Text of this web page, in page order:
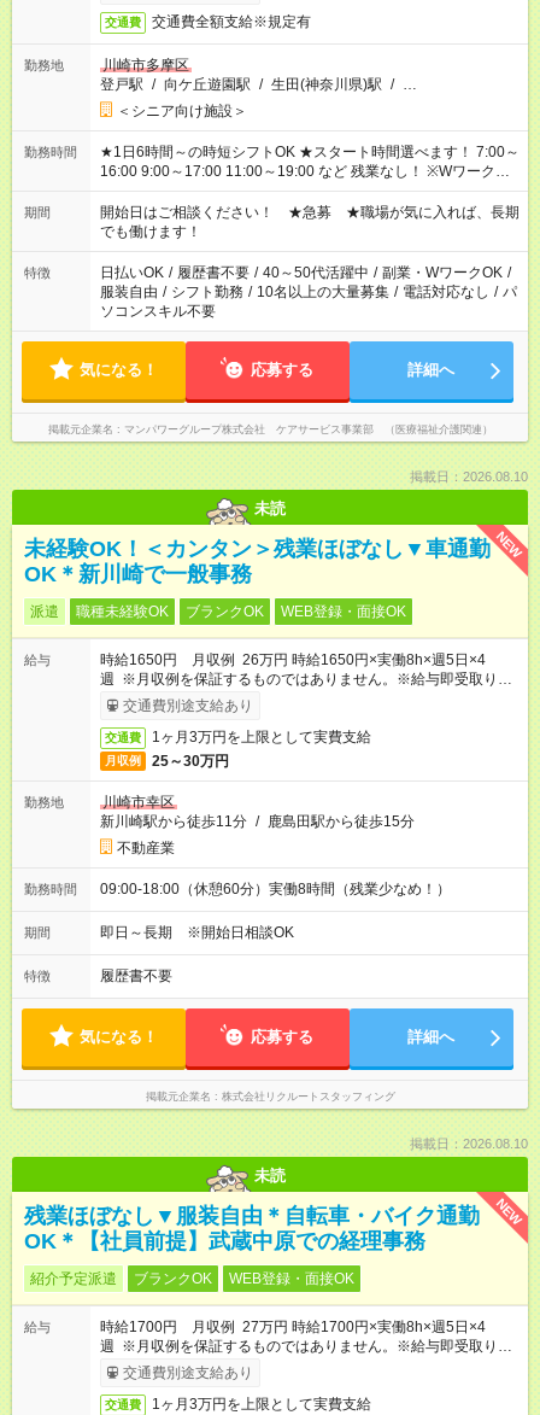
交通費 交通費全額支給※規定有
勤務地
川崎市多摩区
登戸駅 / 向ケ丘遊園駅 / 生田(神奈川県)駅 / …
＜シニア向け施設＞
勤務時間
★1日6時間～の時短シフトOK ★スタート時間選べます！ 7:00～
16:00 9:00～17:00 11:00～19:00 など 残業なし！ ※Wワークの
場合、他のお仕事と合わせ週40時間超の就業はご案内できませ
ん ※法令に基づき、週20時間以上勤務は社会保険への加入対象
となります ※労働者派遣法（日雇い派遣の原則禁止）により、
短時間・短期間の就業はご案内が難しい場合があります
期間
開始日はご相談ください！ ★急募 ★職場が気に入れば、長期
でも働けます！
特徴 日払いOK / 履歴書不要 / 40～50代活躍中 / 副業・WワークOK /
服装自由 / シフト勤務 / 10名以上の大量募集 / 電話対応なし / パ
ソコンスキル不要
気になる！ 応募する 詳細へ
掲載元企業名 マンパワーグループ株式会社 ケアサービス事業部 （医療福祉介護関連）
掲載日：2026.08.10
未読
NEW
未経験OK！＜カンタン＞残業ほぼなし▼車通勤
OK＊新川崎で一般事務
派遣 職種未経験OK ブランクOK WEB登録・面接OK
給与
時給1650円 月収例 26万円 時給1650円×実働8h×週5日×4
週 ※月収例を保証するものではありません。※給与即受取りサ
ービス利用可（利用条件有）
交通費別途支給あり
交通費 1ヶ月3万円を上限として実費支給
月収例 25～30万円
勤務地
川崎市幸区
新川崎駅から徒歩11分 / 鹿島田駅から徒歩15分
不動産業
勤務時間 09:00-18:00（休憩60分）実働8時間（残業少なめ！）
期間 即日～長期 ※開始日相談OK
特徴 履歴書不要
気になる！ 応募する 詳細へ
掲載元企業名 株式会社リクルートスタッフィング
掲載日：2026.08.10
未読
NEW
残業ほぼなし▼服装自由＊自転車・バイク通勤
OK＊【社員前提】武蔵中原での経理事務
紹介予定派遣 ブランクOK WEB登録・面接OK
給与
時給1700円 月収例 27万円 時給1700円×実働8h×週5日×4
週 ※月収例を保証するものではありません。※給与即受取りサ
ービス利用可（利用条件有）
交通費別途支給あり
交通費 1ヶ月3万円を上限として実費支給